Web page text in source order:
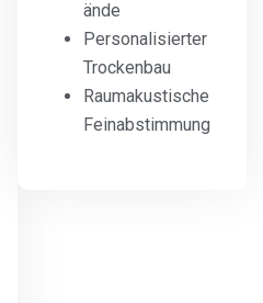
ände
Personalisierter
Trockenbau
Raumakustische
Feinabstimmung